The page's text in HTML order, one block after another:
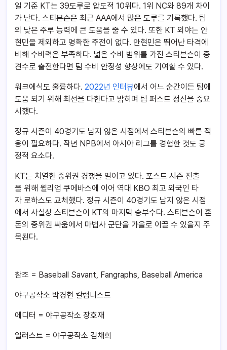
일 기준 KT는 39도루로 압도적 10위다. 1위 NC와 89개 차이
가 난다. 스티븐슨은 최근 AAA에서 많은 도루를 기록했다. 팀
의 낮은 주루 능력에 큰 도움을 줄 수 있다. 또한 KT 외야는 안
현민을 제외하고 명확한 주전이 없다. 안현민은 뛰어난 타격에
비해 수비력은 부족하다. 넓은 수비 범위를 가진 스티븐슨이 중
견수로 출전한다면 팀 수비 안정성 향상에도 기여할 수 있다.
워크에식도 훌륭하다. 2022년 인터뷰에서 어느 순간이든 팀에
도움 되기 위해 최선을 다한다고 밝히며 팀 퍼스트 정신을 중요
시했다.
정규 시즌이 40경기도 남지 않은 시점에서 스티븐슨의 빠른 적
응이 필요하다. 작년 NPB에서 아시아 리그를 경험한 것도 긍
정적 요소다.
KT는 치열한 중위권 경쟁을 벌이고 있다. 포스트 시즌 진출
을 위해 윌리엄 쿠에바스에 이어 역대 KBO 최고 외국인 타
자 로하스도 교체했다. 정규 시즌이 40경기도 남지 않은 시점
에서 사실상 스티븐슨이 KT의 마지막 승부수다. 스티븐슨이 혼
돈의 중위권 싸움에서 마법사 군단을 가을로 이끌 수 있을지 주
목된다.
참조 = Baseball Savant, Fangraphs, Baseball America
야구공작소 박경현 칼럼니스트
에디터 = 야구공작소 장호재
일러스트 = 야구공작소 김채희